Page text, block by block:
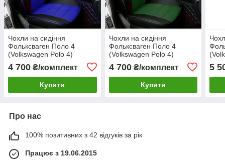
Чохли на сидіння
Фольксваген Поло 4
(Volkswagen Polo 4)
модельні MAX з екошкіри
Чорно-синій
4 700 ₴/комплект
Купити
Чохли на сидіння
Фольксваген Поло 4
(Volkswagen Polo 4)
модельні MAX з екошкіри
Чорно-зелений
4 700₴/комплект
Купити
5
Про нас
100% позитивних з 42 відгуків за рік
Працює з 19.06.2015